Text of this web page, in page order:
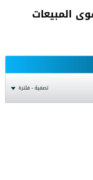
المبيعات
تصفية - فلترة